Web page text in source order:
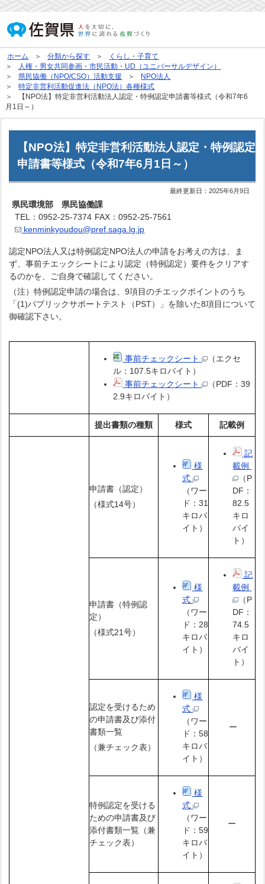
ホーム 分類から探す
くらし・子育て
人権・男女共同参画・市民活動・UD（ユニバーサルデザイン）
県民協働（NPO/CSO）活動支援
NPO法人
特定非営利活動促進法（NPO法）各種様式
【NPO法】特定非営利活動法人認定・特例認定申請書等様式（令和7年6
月1日～）
【NPO法】特定非営利活動法人認定・特例認定
申請書等様式（令和7年6月1日～）
最終更新日：2025年6月9日
県民環境部 県民協働課
TEL：0952-25-7374 FAX：0952-25-7561
kenminkyoudou@pref.saga.lg.jp
認定NPO法人又は特例認定NPO法人の申請をお考えの方は、ま
ず、事前チエックシートにより認定（特例認定）要件をクリアす
るのかを、ご自身で確認してください。
（注）特例認定申請の場合は、9項目のチエックポイントのうち
「(1)パブリックサポートテスト（PST）」を除いた8項目について
御確認下さい。
事前チェックシート
（エクセ
ル：107.5キロバイト）
事前チェックシート
（PDF：39
2.9キロバイト）
提出書類の種類 様式 記載例
申請書（認定）
（様式14号）
様
式
（ワー
ド：31
キロバ
イト）
記
載例
（P
DF：
82.5
キロ
バイ
ト）
申請書（特例認
定）
（様式21号）
様
式
（ワー
ド：28
キロバ
イト）
記
載例
（P
DF：
74.5
キロ
バイ
ト）
認定を受けるため
の申請書及び添付
書類一覧
（兼チェック表）
様
式
（ワー
ド：58
キロバ
イト）
ー
特例認定を受ける
ための申請書及び
添付書類一覧（兼
チェック表）
様
式
（ワー
ド：59
キロバ
イト）
ー